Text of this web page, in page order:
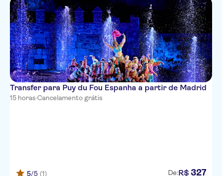
Transfer para Puy du Fou Espanha a partir de Madrid
15 horas·Cancelamento grátis
5/5 (1) De:R$ 327